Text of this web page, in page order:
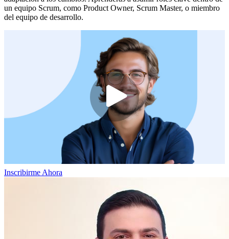
un equipo Scrum, como Product Owner, Scrum Master, o miembro
del equipo de desarrollo.
Inscribirme Ahora